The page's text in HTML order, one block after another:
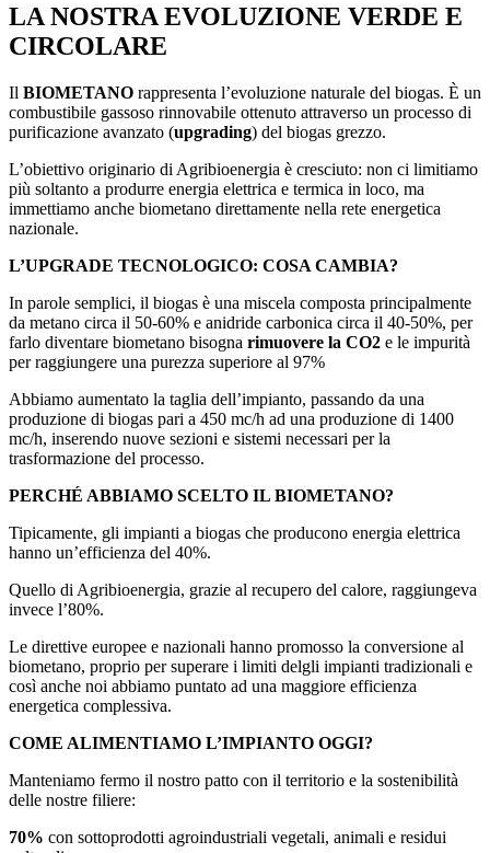
LA NOSTRA EVOLUZIONE VERDE E
CIRCOLARE
Il BIOMETANO rappresenta l’evoluzione naturale del biogas. È un
combustibile gassoso rinnovabile ottenuto attraverso un processo di
purificazione avanzato (upgrading) del biogas grezzo.
L’obiettivo originario di Agribioenergia è cresciuto: non ci limitiamo
più soltanto a produrre energia elettrica e termica in loco, ma
immettiamo anche biometano direttamente nella rete energetica
nazionale.
L’UPGRADE TECNOLOGICO: COSA CAMBIA?
In parole semplici, il biogas è una miscela composta principalmente
da metano circa il 50-60% e anidride carbonica circa il 40-50%, per
farlo diventare biometano bisogna rimuovere la CO2 e le impurità
per raggiungere una purezza superiore al 97%
Abbiamo aumentato la taglia dell’impianto, passando da una
produzione di biogas pari a 450 mc/h ad una produzione di 1400
mc/h, inserendo nuove sezioni e sistemi necessari per la
trasformazione del processo.
PERCHÉ ABBIAMO SCELTO IL BIOMETANO?
Tipicamente, gli impianti a biogas che producono energia elettrica
hanno un’efficienza del 40%.
Quello di Agribioenergia, grazie al recupero del calore, raggiungeva
invece l’80%.
Le direttive europee e nazionali hanno promosso la conversione al
biometano, proprio per superare i limiti delgli impianti tradizionali e
così anche noi abbiamo puntato ad una maggiore efficienza
energetica complessiva.
COME ALIMENTIAMO L’IMPIANTO OGGI?
Manteniamo fermo il nostro patto con il territorio e la sostenibilità
delle nostre filiere:
70% con sottoprodotti agroindustriali vegetali, animali e residui